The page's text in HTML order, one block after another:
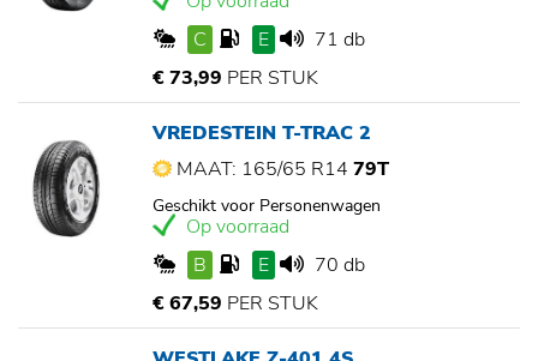
C
E
71 db
€ 73,99 PER STUK
VREDESTEIN T-TRAC 2
MAAT: 165/65 R14 79T
Geschikt voor Personenwagen
Op voorraad
B
E
70 db
€ 67,59 PER STUK